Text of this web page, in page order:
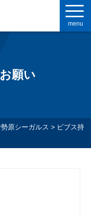
menu
願い
原シーガルス > ビブス持